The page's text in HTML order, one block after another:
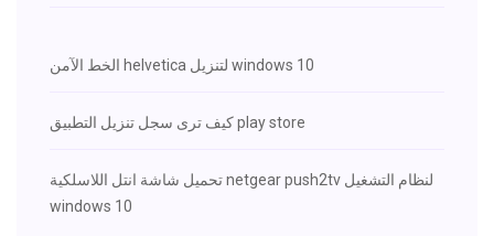
الخط الآمن helvetica لتنزيل windows 10
كيف ترى سجل تنزيل التطبيق play store
تحميل شاشة انتل اللاسلكية netgear push2tv لنظام التشغيل
windows 10